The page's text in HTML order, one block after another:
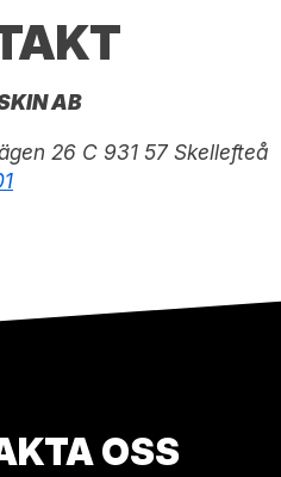
AB
26 C 931 57 Skellefteå
OSS